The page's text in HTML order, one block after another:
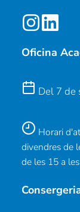
Oficina
Del 7 de
Horari
divendres de
de les 15 a